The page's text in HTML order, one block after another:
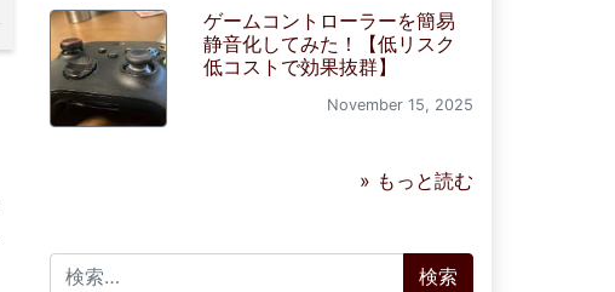
ゲームコントローラーを簡易
静音化してみた！【低リスク
低コストで効果抜群】
November 15, 2025
» もっと読む
検索: